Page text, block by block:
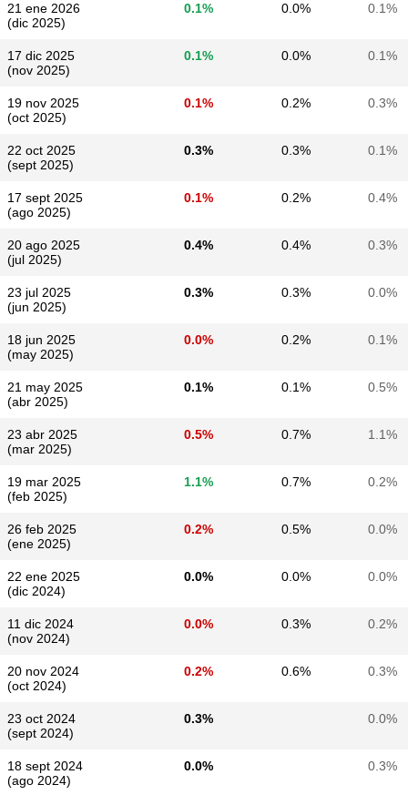
21 ene 2026
(dic 2025)
0.1% 0.0% 0.1%
17 dic 2025
(nov 2025)
0.1% 0.0% 0.1%
19 nov 2025
(oct 2025)
0.1% 0.2% 0.3%
22 oct 2025
(sept 2025)
0.3% 0.3% 0.1%
17 sept 2025
(ago 2025)
0.1% 0.2% 0.4%
20 ago 2025
(jul 2025)
0.4% 0.4% 0.3%
23 jul 2025
(jun 2025)
0.3% 0.3% 0.0%
18 jun 2025
(may 2025)
0.0% 0.2% 0.1%
21 may 2025
(abr 2025)
0.1% 0.1% 0.5%
23 abr 2025
(mar 2025)
0.5% 0.7% 1.1%
19 mar 2025
(feb 2025)
1.1% 0.7% 0.2%
26 feb 2025
(ene 2025)
0.2% 0.5% 0.0%
22 ene 2025
(dic 2024)
0.0% 0.0% 0.0%
11 dic 2024
(nov 2024)
0.0% 0.3% 0.2%
20 nov 2024
(oct 2024)
0.2% 0.6% 0.3%
23 oct 2024
(sept 2024)
0.3% 0.0%
18 sept 2024
(ago 2024)
0.0% 0.3%